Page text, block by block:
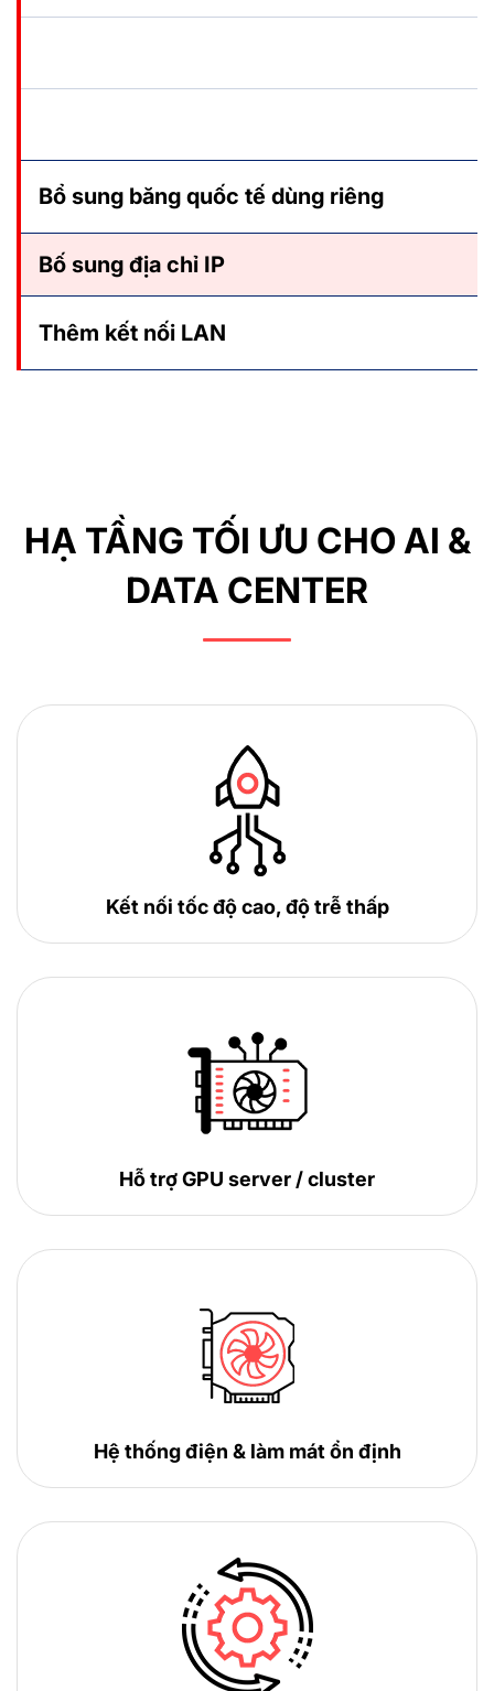
Bổ sung băng quốc tế dùng riêng
Bố sung địa chỉ IP
Thêm kết nối LAN
HẠ TẦNG TỐI ƯU CHO AI &
DATA CENTER
Kết nối tốc độ cao, độ trễ thấp
Hỗ trợ GPU server / cluster
Hệ thống điện & làm mát ổn định